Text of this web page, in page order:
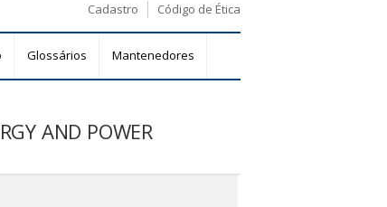
r
o
c
a
r
Cadastro Código de Ética
Glossários Mantenedores
AND POWER